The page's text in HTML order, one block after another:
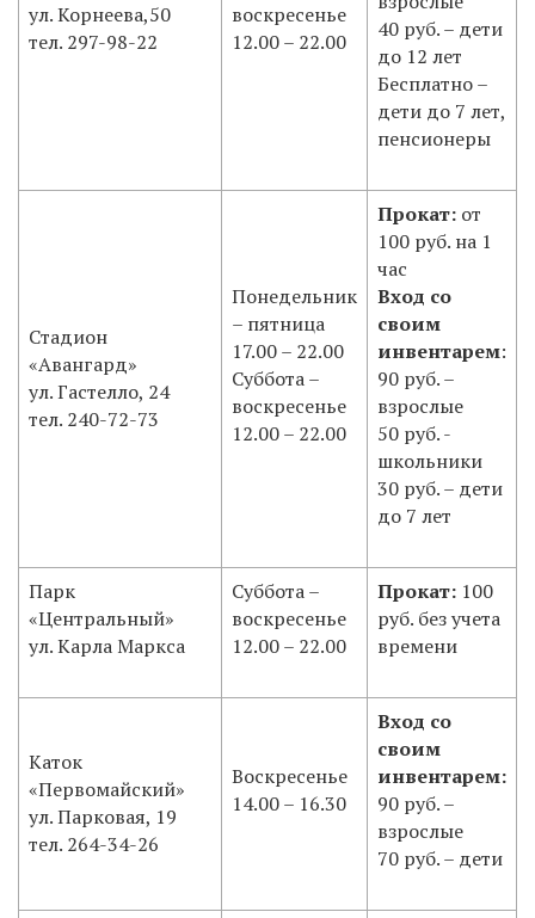
ул. Корнеева,50
тел. 297-98-22
воскресенье
12.00 – 22.00
40 руб. – дети
до 12 лет
Бесплатно –
дети до 7 лет,
пенсионеры
Стадион
«Авангард»
ул. Гастелло, 24
тел. 240-72-73
Понедельник
– пятница
17.00 – 22.00
Суббота –
воскресенье
12.00 – 22.00
Прокат: от
100 руб. на 1
час
Вход со
своим
инвентарем:
90 руб. –
взрослые
50 руб. -
школьники
30 руб. – дети
до 7 лет
Парк
«Центральный»
ул. Карла Маркса
Суббота –
воскресенье
12.00 – 22.00
Прокат: 100
руб. без учета
времени
Каток
«Первомайский»
ул. Парковая, 19
тел. 264-34-26
Воскресенье
14.00 – 16.30
Вход со
своим
инвентарем:
90 руб. –
взрослые
70 руб. – дети